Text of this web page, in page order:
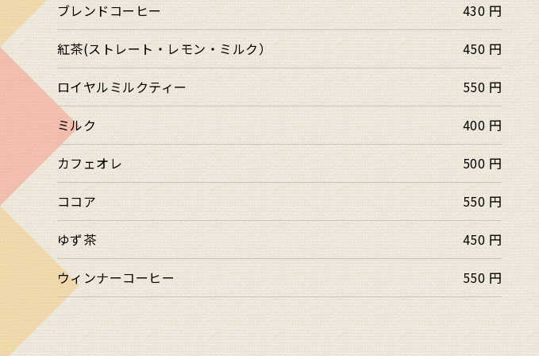
ブレンドコーヒー
430 円
紅茶(ストレート・レモン・ミルク）
450 円
ロイヤルミルクティー
550 円
ミルク
400 円
カフェオレ
500 円
ココア
550 円
ゆず茶
450 円
ウィンナーコーヒー
550 円